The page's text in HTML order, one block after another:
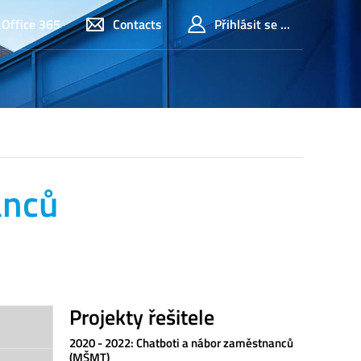
Office 365 Contacts Přihlásit se ...
Projekty řešitele
2020 - 2022: Chatboti a nábor zaměstnanců